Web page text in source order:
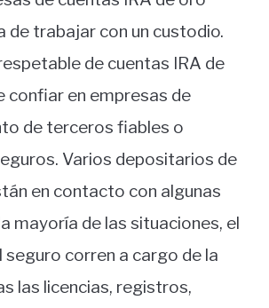
de trabajar con un custodio.
de cuentas IRA de
confiar en empresas de
de terceros fiables o
Varios depositarios de
en contacto con algunas
mayoría de las situaciones, el
corren a cargo de la
las licencias, registros,